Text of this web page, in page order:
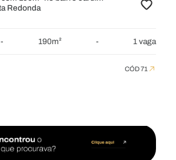
Redonda
- 190m² - 1 vaga
CÓD 71